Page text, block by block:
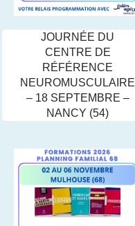
JOURNÉE DU
CENTRE DE
RÉFÉRENCE
NEUROMUSCULAIRE
– 18 SEPTEMBRE –
NANCY (54)